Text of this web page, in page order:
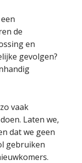
de
en
gevolgen?
vaak
Laten we,
dat we geen
gebruiken